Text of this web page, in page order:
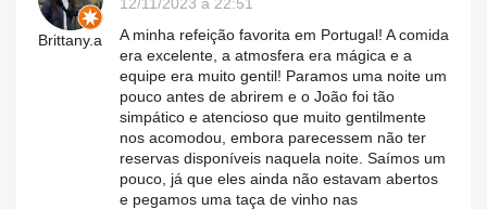
Brittany.a
A minha refeição favorita em Portugal! A comida
era excelente, a atmosfera era mágica e a
equipe era muito gentil! Paramos uma noite um
pouco antes de abrirem e o João foi tão
simpático e atencioso que muito gentilmente
nos acomodou, embora parecessem não ter
reservas disponíveis naquela noite. Saímos um
pouco, já que eles ainda não estavam abertos
e pegamos uma taça de vinho nas